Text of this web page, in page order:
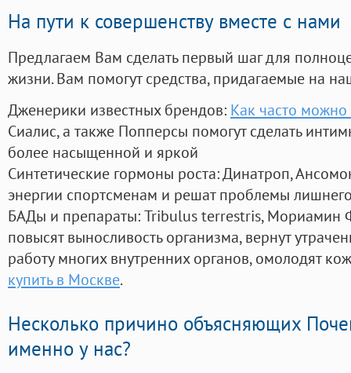
На пути к совершенству вместе с нами
Предлагаем Вам сделать первый шаг для
жизни. Вам помогут средства, придагаемые на
Дженерики известных брендов: Как часто можно
Сиалис, а также Попперсы помогут сделать
более насыщенной и яркой
Синтетические гормоны роста: Динатроп,
энергии спортсменам и решат проблемы
БАДы и препараты:Tribulus terrestris, Мориамин
повысят выносливость организма, вернут
работу многих внутренних органов, омолодят
купить в Москве.
Несколько причино объясняющих
именно у нас?